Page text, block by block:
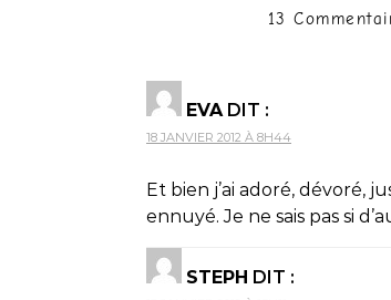
13
EVA DIT :
18 JANVIER 2012 À 8H44
Et bien j’ai adoré, dévoré,
ennuyé. Je ne sais pas si
STEPH DIT :